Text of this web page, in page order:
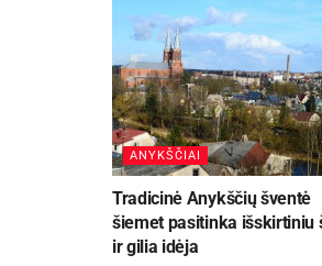
ANYKŠČIAI
Tradicinė Anykščių šventė
šiemet pasitinka išskirtiniu
ir gilia idėja